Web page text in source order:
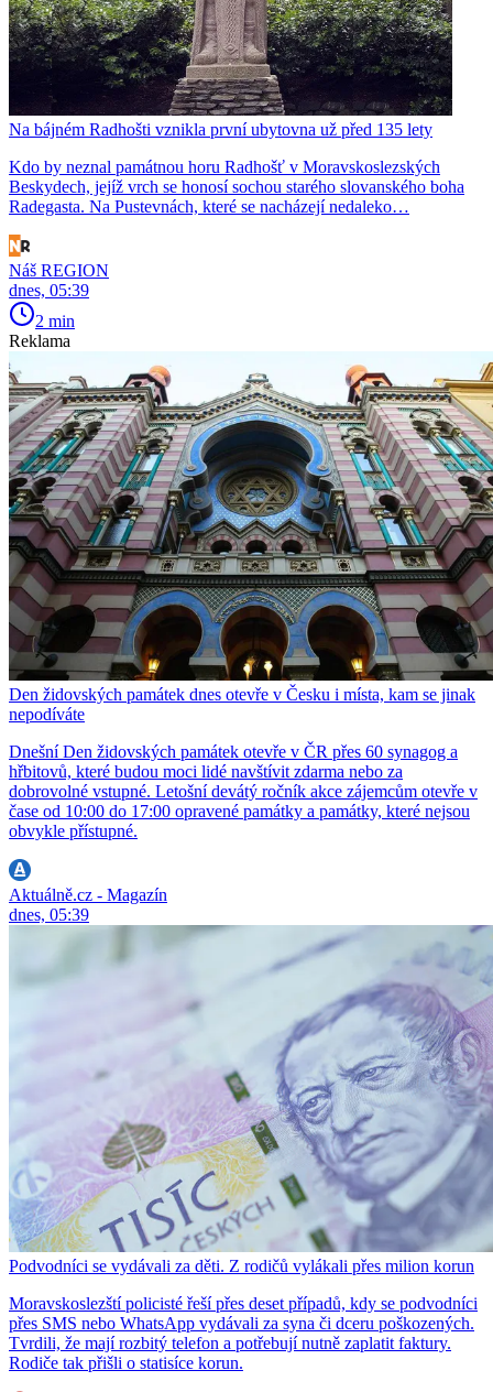
Na bájném Radhošti vznikla první ubytovna už před 135 lety
Kdo by neznal památnou horu Radhošť v Moravskoslezských
Beskydech, jejíž vrch se honosí sochou starého slovanského boha
Radegasta. Na Pustevnách, které se nacházejí nedaleko…
Náš REGION
dnes, 05:39
2 min
Reklama
Den židovských památek dnes otevře v Česku i místa, kam se jinak
nepodíváte
Dnešní Den židovských památek otevře v ČR přes 60 synagog a
hřbitovů, které budou moci lidé navštívit zdarma nebo za
dobrovolné vstupné. Letošní devátý ročník akce zájemcům otevře v
čase od 10:00 do 17:00 opravené památky a památky, které nejsou
obvykle přístupné.
Aktuálně.cz - Magazín
dnes, 05:39
Podvodníci se vydávali za děti. Z rodičů vylákali přes milion korun
Moravskoslezští policisté řeší přes deset případů, kdy se podvodníci
přes SMS nebo WhatsApp vydávali za syna či dceru poškozených.
Tvrdili, že mají rozbitý telefon a potřebují nutně zaplatit faktury.
Rodiče tak přišli o statisíce korun.